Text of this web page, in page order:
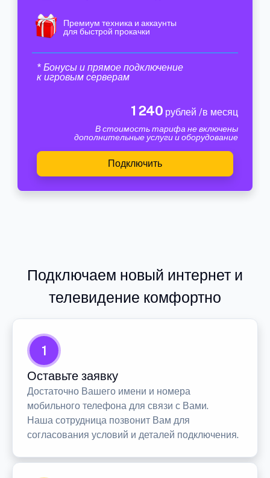
Премиум техника и аккаунты
для быстрой прокачки
* Бонусы и прямое подключение
к игровым серверам
1 240 рублей /в месяц
В стоимость тарифа не включены
дополнительные услуги и оборудование
Подключить
Подключаем новый интернет и
телевидение комфортно
1
Оставьте заявку
Достаточно Вашего имени и номера
мобильного телефона для связи с Вами.
Наша сотрудница позвонит Вам для
согласования условий и деталей подключения.